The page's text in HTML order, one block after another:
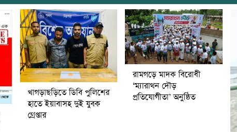
খাগড়াছড়িতে ডিবি পুলিশের
হাতে ইয়াবাসহ দুই যুবক
গ্রেপ্তার
রামগড়ে মাদক বিরোধী
‘ম্যারাথন দৌড়
প্রতিযোগীতা’ অনুষ্ঠিত